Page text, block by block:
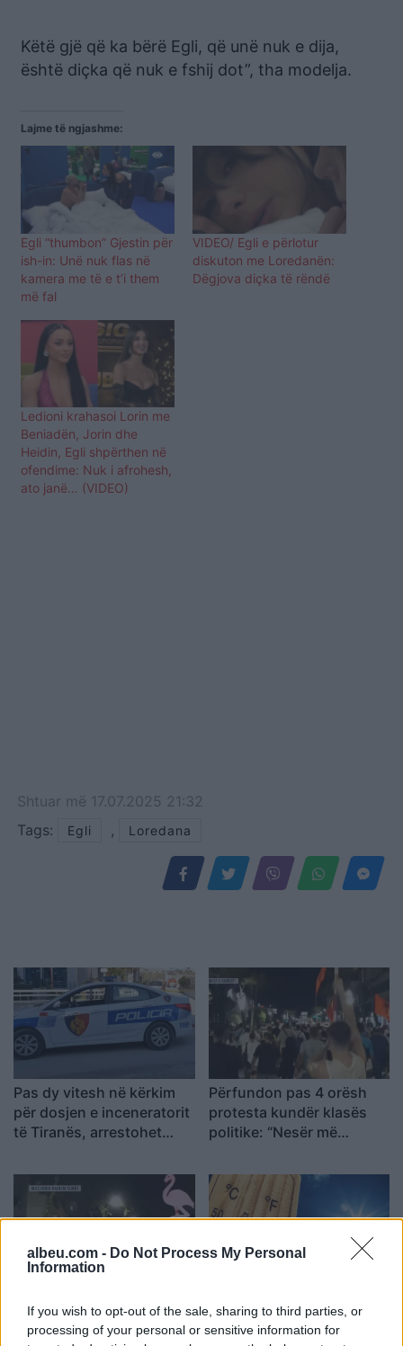
albeu.com - Do Not Process My Personal
Information
If you wish to opt-out of the sale, sharing to third parties, or
processing of your personal or sensitive information for
Këtë gjë që ka bërë Egli, që unë nuk e dija,
është diçka që nuk e fshij dot”, tha modelja.
Lajme të ngjashme:
Egli “thumbon” Gjestin për
ish-in: Unë nuk flas në
kamera me të e t’i them
më fal
VIDEO/ Egli e përlotur
diskuton me Loredanën:
Dëgjova diçka të rëndë
Ledioni krahasoi Lorin me
Beniadën, Jorin dhe
Heidin, Egli shpërthen në
ofendime: Nuk i afrohesh,
ato janë… (VIDEO)
Shtuar më 17.07.2025 21:32
Tags:
Egli , Loredana
Pas dy vitesh në kërkim
për dosjen e inceneratorit
të Tiranës, arrestohet
Palasë
Përfundon pas 4 orësh
protesta kundër klasës
politike: “Nesër më
marshimin pa u ndalur:
Shqipëria e rinisë, jo e
po u vjen fundi?
Meteorologia tregon se